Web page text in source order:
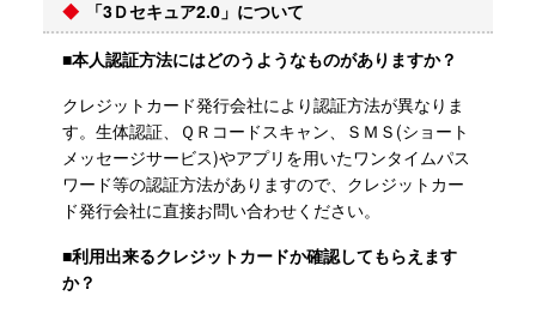
「3Ｄセキュア2.0」について
■本人認証方法にはどのうようなものがありますか？
クレジットカード発行会社により認証方法が異なりま
す。生体認証、ＱＲコードスキャン、ＳＭＳ(ショート
メッセージサービス)やアプリを用いたワンタイムパス
ワード等の認証方法がありますので、クレジットカー
ド発行会社に直接お問い合わせください。
■利用出来るクレジットカードか確認してもらえます
か？